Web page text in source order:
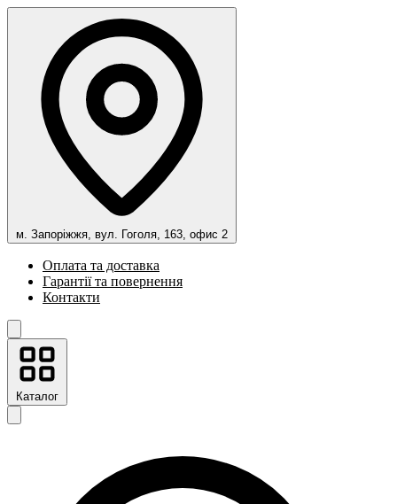
м. Запоріжжя, вул. Гоголя, 163, офис 2
Оплата та доставка
Гарантії та повернення
Контакти
Каталог